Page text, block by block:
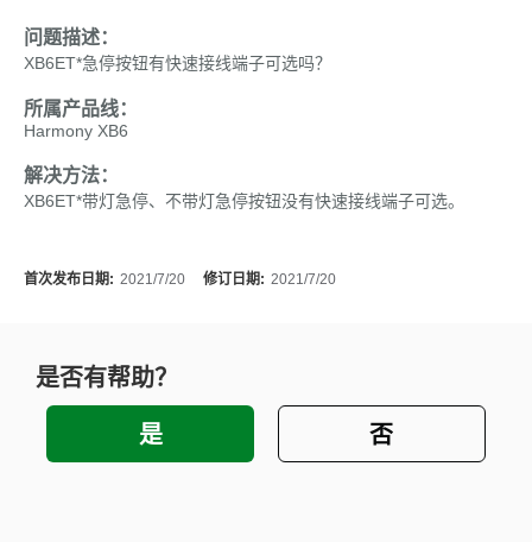
问题描述：
XB6ET*急停按钮有快速接线端子可选吗？
所属产品线：
Harmony XB6
解决方法：
XB6ET*带灯急停、不带灯急停按钮没有快速接线端子可选。
首次发布日期: 2021/7/20 修订日期: 2021/7/20
是否有帮助？